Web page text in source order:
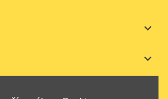

